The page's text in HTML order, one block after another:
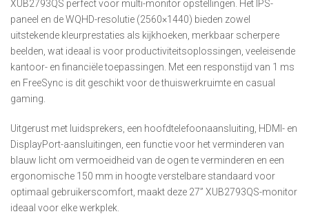
XUB2793QS perfect voor multi-monitor opstellingen. Het IPS-
paneel en de WQHD-resolutie (2560×1440) bieden zowel
uitstekende kleurprestaties als kijkhoeken, merkbaar scherpere
beelden, wat ideaal is voor productiviteitsoplossingen, veeleisende
kantoor- en financiële toepassingen. Met een responstijd van 1 ms
en FreeSync is dit geschikt voor de thuiswerkruimte en casual
gaming.
Uitgerust met luidsprekers, een hoofdtelefoonaansluiting, HDMI- en
DisplayPort-aansluitingen, een functie voor het verminderen van
blauw licht om vermoeidheid van de ogen te verminderen en een
ergonomische 150 mm in hoogte verstelbare standaard voor
optimaal gebruikerscomfort, maakt deze 27” XUB2793QS-monitor
ideaal voor elke werkplek.